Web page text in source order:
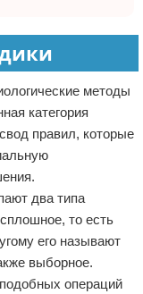
методы
категория
правил, которые
два типа
то есть
его называют
выборное.
операций